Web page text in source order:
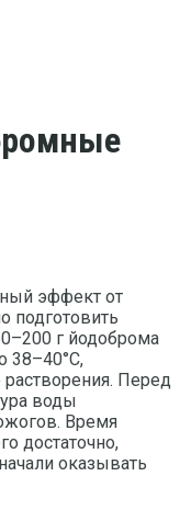
эффект от
подготовить
г йодоброма
38–40°C,
Перед
воды
Время
достаточно,
оказывать